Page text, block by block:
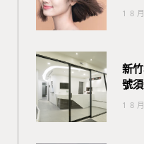
1 8
新
號
1 8